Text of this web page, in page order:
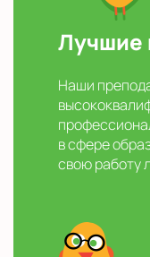
Лучшие
Наши
в сфере
свою работу